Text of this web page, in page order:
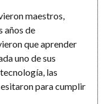
maestros,
años de
que aprender
uno de sus
las
para cumplir